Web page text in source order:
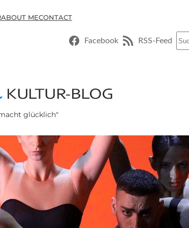
ABOUT MECONTACT
Facebook RSS-Feed
glücklich"